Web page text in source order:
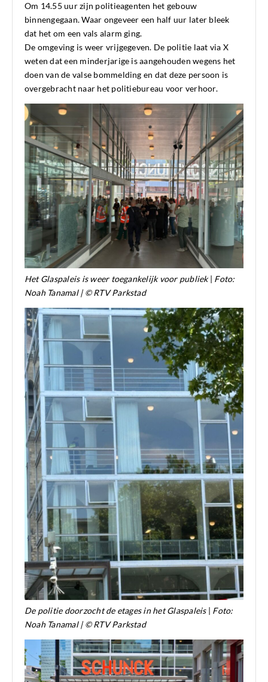
Om 14.55 uur zijn politieagenten het gebouw
binnengegaan. Waar ongeveer een half uur later bleek
dat het om een vals alarm ging.
De omgeving is weer vrijgegeven. De politie laat via X
weten dat een minderjarige is aangehouden wegens het
doen van de valse bommelding en dat deze persoon is
overgebracht naar het politiebureau voor verhoor.
Het Glaspaleis is weer toegankelijk voor publiek| Foto:
Noah Tanamal | © RTV Parkstad
De politie doorzocht de etages in het Glaspaleis| Foto:
Noah Tanamal | © RTV Parkstad